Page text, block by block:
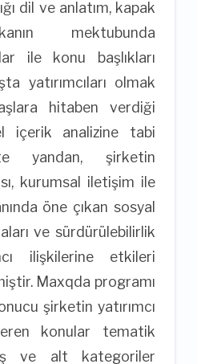
dil ve anlatım, kapak
mektubunda
ile konu başlıkları
yatırımcıları olmak
hitaben verdiği
içerik analizine tabi
yandan, şirketin
kurumsal iletişim ile
öne çıkan sosyal
ve sürdürülebilirlik
ilişkilerine etkileri
Maxqda programı
şirketin yatırımcı
konular tematik
ve alt kategoriler